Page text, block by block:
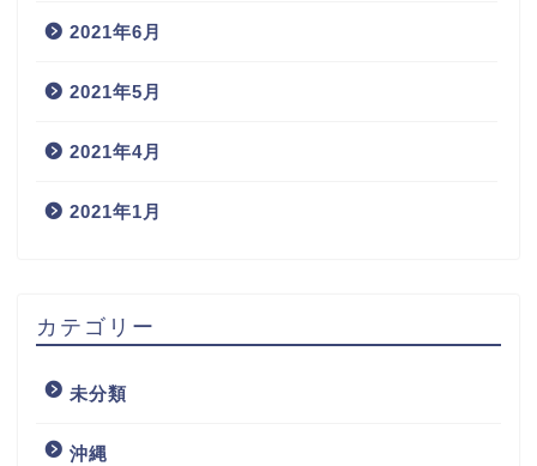
2021年6月
2021年5月
2021年4月
2021年1月
カテゴリー
未分類
沖縄